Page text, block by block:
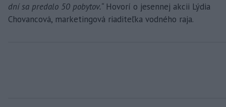
dní sa predalo 50 pobytov.“ Hovorí o jesennej akcii Lýdia
Chovancová, marketingová riaditeľka vodného raja.